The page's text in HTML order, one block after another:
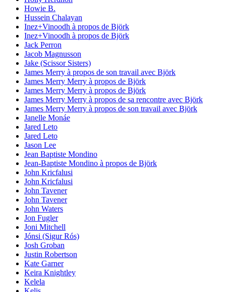
Howie B.
Hussein Chalayan
Inez+Vinoodh à propos de Björk
Inez+Vinoodh à propos de Björk
Jack Perron
Jacob Magnusson
Jake (Scissor Sisters)
James Merry à propos de son travail avec Björk
James Merry Merry à propos de Björk
James Merry Merry à propos de Björk
James Merry Merry à propos de sa rencontre avec Björk
James Merry Merry à propos de son travail avec Björk
Janelle Monáe
Jared Leto
Jared Leto
Jason Lee
Jean Baptiste Mondino
Jean-Baptiste Mondino à propos de Björk
John Kricfalusi
John Kricfalusi
John Tavener
John Tavener
John Waters
Jon Fugler
Joni Mitchell
Jónsi (Sigur Rós)
Josh Groban
Justin Robertson
Kate Garner
Keira Knightley
Kelela